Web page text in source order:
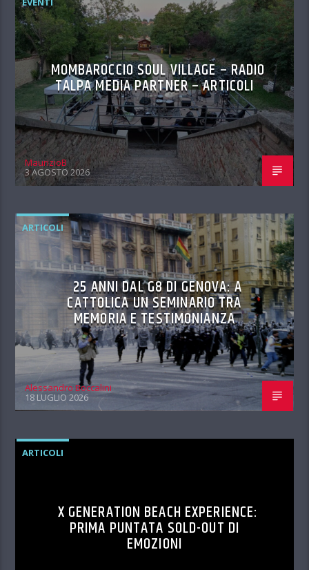
MOMBAROCCIO SOUL VILLAGE – RADIO
TALPA MEDIA PARTNER – ARTICOLI
MaurizioB
3 AGOSTO 2026
ARTICOLI
25 ANNI DAL G8 DI GENOVA: A
CATTOLICA UN SEMINARIO TRA
MEMORIA E TESTIMONIANZA
Alessandro Boccalini
18 LUGLIO 2026
ARTICOLI
X GENERATION BEACH EXPERIENCE:
PRIMA PUNTATA SOLD-OUT DI
EMOZIONI